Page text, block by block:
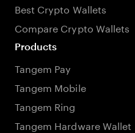
Best Crypto Wallets
Compare Crypto Wallets
Products
Tangem Pay
Tangem Mobile
Tangem Ring
Tangem Hardware Wallet